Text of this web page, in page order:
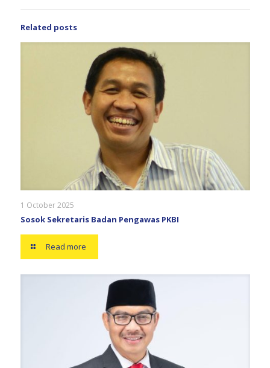
Related posts
1 October 2025
Sosok Sekretaris Badan Pengawas PKBI
Read more